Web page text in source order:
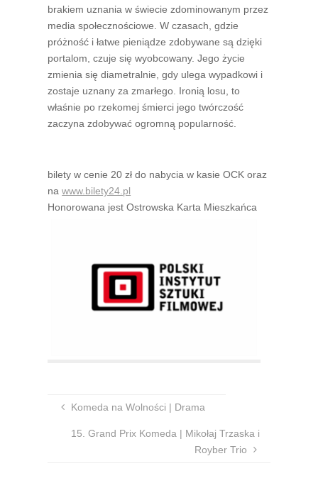
brakiem uznania w świecie zdominowanym przez
media społecznościowe. W czasach, gdzie
próżność i łatwe pieniądze zdobywane są dzięki
portalom, czuje się wyobcowany. Jego życie
zmienia się diametralnie, gdy ulega wypadkowi i
zostaje uznany za zmarłego. Ironią losu, to
właśnie po rzekomej śmierci jego twórczość
zaczyna zdobywać ogromną popularność.
bilety w cenie 20 zł do nabycia w kasie OCK oraz
nawww.bilety24.pl
Honorowana jest Ostrowska Karta Mieszkańca
Komeda na Wolności | Drama
15. Grand Prix Komeda | Mikołaj Trzaska i
Royber Trio